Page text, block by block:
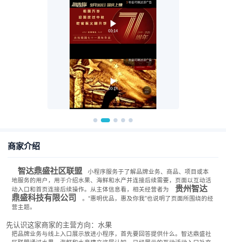
商家介绍
智达鼎盛社区联盟
小程序服务于了解品牌业务、商品、项目或本
地服务的用户，用于介绍水果、海鲜和水产并连接后续需要，页面以互动活
动入口和首页连接后续操作。从主体信息看，相关经营者为
贵州智达
鼎盛科技有限公司
。“惠明优品，惠及你我”也说明了页面所围绕的经
营主题。
先认识这家商家的主营方向：水果
把品牌业务与线上入口展示放进小程序，首先要回答提供什么。智达鼎盛社